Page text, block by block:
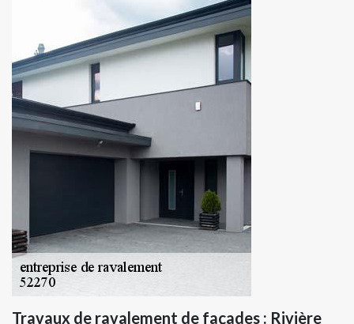
Travaux de ravalement de façades : Rivière